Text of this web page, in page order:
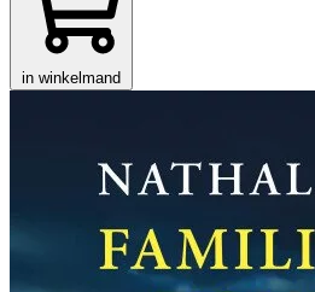
in winkelmand